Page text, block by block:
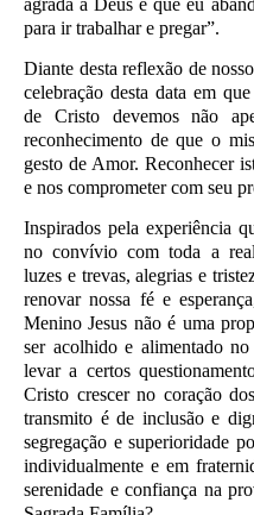
para ir trabalhar e pregar”.
Diante desta reflexão de
celebração desta data em
de Cristo devemos não
reconhecimento de que o
gesto de Amor. Reconhecer
e nos comprometer com seu
Inspirados pela experiência
no convívio com toda a
luzes e trevas, alegrias e
renovar nossa fé e
Menino Jesus não é uma
ser acolhido e alimentado
levar a certos
Cristo crescer no coração
transmito é de inclusão e
segregação e superioridade
individualmente e em
serenidade e confiança na